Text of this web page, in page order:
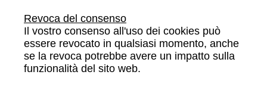
Revoca del consenso
Il vostro consenso all'uso dei cookies può
essere revocato in qualsiasi momento, anche
se la revoca potrebbe avere un impatto sulla
funzionalità del sito web.